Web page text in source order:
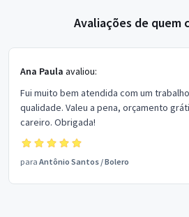
Avaliações de quem
Ana Paula avaliou:
Fui muito bem atendida com um
qualidade. Valeu a pena, orçamento
careiro. Obrigada!
para Antônio Santos /Bolero